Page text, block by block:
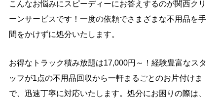
こんなお悩みにスピーディーにお答えするのが関西クリ
ーンサービスです！一度の依頼でさまざまな不用品を手
間をかけずに処分いたします。
お得なトラック積み放題は17,000円～！経験豊富なスタ
ッフが1点の不用品回収から一軒まるごとのお片付けま
で、迅速丁寧に対応いたします。処分にお困りの際は、